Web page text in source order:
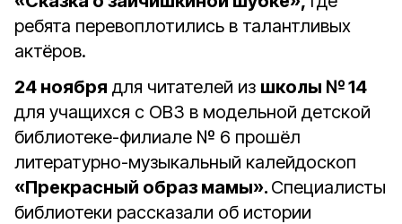
ребята перевоплотились в талантливых
актёров.
24 ноября для читателей из школы № 14
для учащихся с ОВЗ в модельной детской
библиотеке-филиале № 6 прошёл
литературно-музыкальный калейдоскоп
«Прекрасный образ мамы». Специалисты
библиотеки рассказали об истории